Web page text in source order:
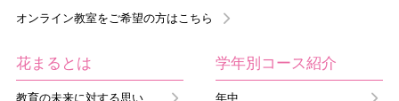
オンライン教室をご希望の方はこちら
花まるとは
教育の未来に対する思い
学年別コース紹介
年中